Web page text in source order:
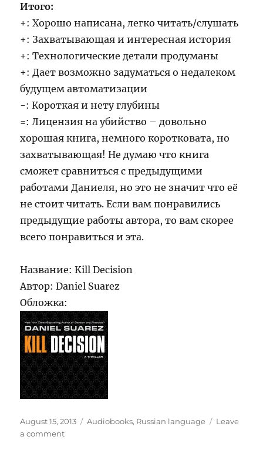
Итого:
+: Хорошо написана, легко читать/слушать
+: Захватывающая и интересная история
+: Технологические детали продуманы
+: Дает возможно задуматься о недалеком
будущем автоматизации
-: Короткая и нету глубины
=: Лицензия на убийство – довольно
хорошая книга, немного коротковата, но
захватывающая! Не думаю что книга
сможет сравниться с предыдущими
работами Даниеля, но это не значит что её
не стоит читать. Если вам понравились
предыдущие работы автора, то вам скорее
всего понравиться и эта.
Название: Kill Decision
Автор: Daniel Suarez
Обложка:
Posted
on
August 15, 2013 Categories
Audiobooks, Russian language
Leave
a commenton